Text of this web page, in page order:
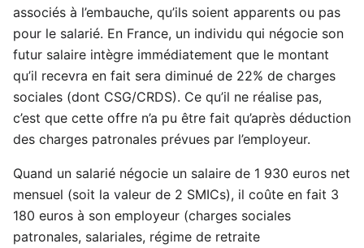
associés à l’embauche, qu’ils soient apparents ou pas
pour le salarié. En France, un individu qui négocie son
futur salaire intègre immédiatement que le montant
qu’il recevra en fait sera diminué de 22% de charges
sociales (dont CSG/CRDS). Ce qu’il ne réalise pas,
c’est que cette offre n’a pu être fait qu’après déduction
des charges patronales prévues par l’employeur.
Quand un salarié négocie un salaire de 1 930 euros net
mensuel (soit la valeur de 2 SMICs), il coûte en fait 3
180 euros à son employeur (charges sociales
patronales, salariales, régime de retraite